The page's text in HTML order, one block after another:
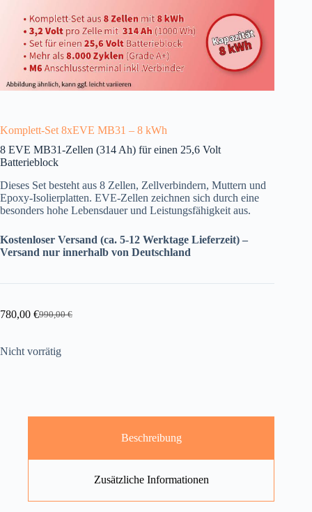
Komplett-Set 8xEVE MB31 – 8 kWh
8 EVE MB31-Zellen (314 Ah) für einen 25,6 Volt
Batterieblock
Dieses Set besteht aus 8 Zellen, Zellverbindern, Muttern und
Epoxy-Isolierplatten. EVE-Zellen zeichnen sich durch eine
besonders hohe Lebensdauer und Leistungsfähigkeit aus.
Kostenloser Versand (ca. 5-12 Werktage Lieferzeit) –
Versand nur innerhalb von Deutschland
990,00€
780,00 €
Nicht vorrätig
Beschreibung
Zusätzliche Informationen